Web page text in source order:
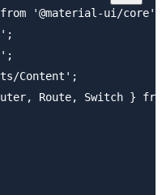
'@material-ui/core';
Content';
Route, Switch }